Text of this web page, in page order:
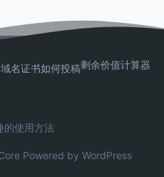
名证书如何投稿剩余价值计算器
的使用方法
Powered by WordPress